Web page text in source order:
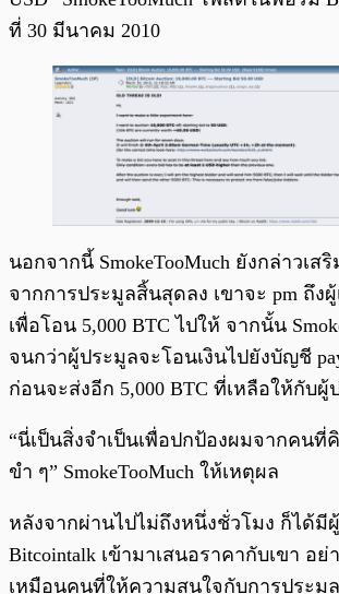
ที่ 30 มีนาคม 2010
นอกจากนี้ SmokeTooMuch ยังกล่าวเส
จากการประมูลสิ้นสุดลง เขาจะ pm ถึง
เพื่อโอน 5,000 BTC ไปให้ จากนั้น
จนกว่าผู้ประมูลจะโอนเงินไปยังบัญชี
ก่อนจะส่งอีก 5,000 BTC ที่เหลือให้กับผู้
“นี่เป็นสิ่งจำเป็นเพื่อปกป้องผมจากคนที่
ขำ ๆ” SmokeTooMuch ให้เหตุผล
หลังจากผ่านไปไม่ถึงหนึ่งชั่วโมง ก็ได้มี
Bitcointalk เข้ามาเสนอราคากับเขา อย่
เหมือนคนที่ให้ความสนใจกับการประมู